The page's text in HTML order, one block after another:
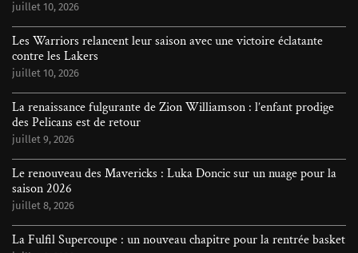
juillet 10, 2026
Les Warriors relancent leur saison avec une victoire éclatante
contre les Lakers
juillet 10, 2026
La renaissance fulgurante de Zion Williamson : l’enfant prodige
des Pelicans est de retour
juillet 9, 2026
Le renouveau des Mavericks : Luka Doncic sur un nuage pour la
saison 2026
juillet 8, 2026
La Fulfil Supercoupe : un nouveau chapitre pour la rentrée basket